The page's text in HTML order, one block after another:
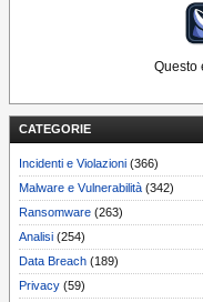
Questo
CATEGORIE
Incidenti e Violazioni (366)
Malware e Vulnerabilità (342)
Ransomware (263)
Analisi (254)
Data Breach (189)
Privacy (59)